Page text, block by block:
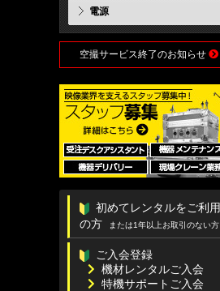
電源
空撮サービス終了のお知らせ
初めてレンタルをご利用
の方
または1年以上お取引のない方
ご入会登録
機材レンタルご入会
特機サポートご入会